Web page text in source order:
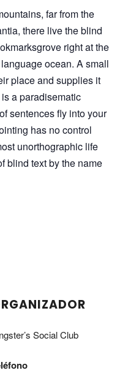
far from the
there live the blind
right at the
ocean. A small
place and supplies it
a paradisematic
sentences fly into your
has no control
unorthographic life
blind text by the name
Social Club